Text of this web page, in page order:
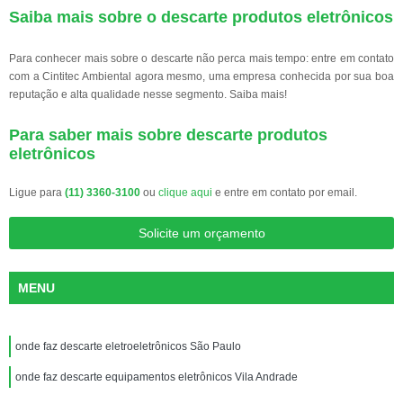
Saiba mais sobre o descarte produtos eletrônicos
Para conhecer mais sobre o descarte não perca mais tempo: entre em contato
com a Cintitec Ambiental agora mesmo, uma empresa conhecida por sua boa
reputação e alta qualidade nesse segmento. Saiba mais!
Para saber mais sobre descarte produtos
eletrônicos
Ligue para (11) 3360-3100 ou clique aqui e entre em contato por email.
Solicite um orçamento
MENU
onde faz descarte eletroeletrônicos São Paulo
onde faz descarte equipamentos eletrônicos Vila Andrade